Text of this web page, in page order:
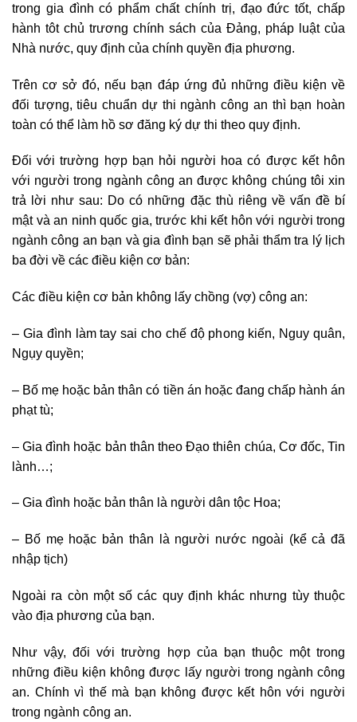
trong gia đình có phẩm chất chính trị, đạo đức tốt, chấp
hành tôt chủ trương chính sách của Đảng, pháp luật của
Nhà nước, quy định của chính quyền địa phương.
Trên cơ sở đó, nếu bạn đáp ứng đủ những điều kiện về
đối tượng, tiêu chuẩn dự thi ngành công an thì bạn hoàn
toàn có thể làm hồ sơ đăng ký dự thi theo quy định.
Đối với trường hợp bạn hỏi người hoa có được kết hôn
với người trong ngành công an được không chúng tôi xin
trả lời như sau: Do có những đặc thù riêng về vấn đề bí
mật và an ninh quốc gia, trước khi kết hôn với người trong
ngành công an bạn và gia đình bạn sẽ phải thẩm tra lý lịch
ba đời về các điều kiện cơ bản:
Các điều kiện cơ bản không lấy chồng (vợ) công an:
– Gia đình làm tay sai cho chế độ phong kiến, Nguy quân,
Ngụy quyền;
– Bố mẹ hoặc bản thân có tiền án hoặc đang chấp hành án
phạt tù;
– Gia đình hoặc bản thân theo Đạo thiên chúa, Cơ đốc, Tin
lành…;
– Gia đình hoặc bản thân là người dân tộc Hoa;
– Bố mẹ hoặc bản thân là người nước ngoài (kể cả đã
nhập tịch)
Ngoài ra còn một số các quy định khác nhưng tùy thuộc
vào địa phương của bạn.
Như vậy, đối với trường hợp của bạn thuộc một trong
những điều kiện không được lấy người trong ngành công
an. Chính vì thế mà bạn không được kết hôn với người
trong ngành công an.